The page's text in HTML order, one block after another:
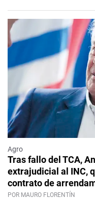
Agro
Tras fallo del TCA,
extrajudicial al INC,
contrato de
POR MAURO FLORENTÍN